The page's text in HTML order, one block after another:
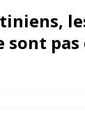
pas